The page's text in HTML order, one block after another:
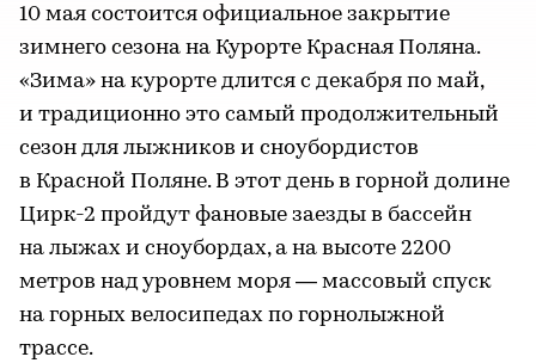
10 мая состоится официальное закрытие
зимнего сезона на Курорте Красная Поляна.
«Зима» на курорте длится с декабря по май,
и традиционно это самый продолжительный
сезон для лыжников и сноубордистов
в Красной Поляне. В этот день в горной долине
Цирк-2 пройдут фановые заезды в бассейн
на лыжах и сноубордах, а на высоте 2200
метров над уровнем моря — массовый спуск
на горных велосипедах по горнолыжной
трассе.